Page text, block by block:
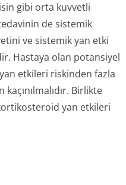
gibi orta kuvvetli
de sistemik
ve sistemik yan etki
Hastaya olan potansiyel
etkileri riskinden fazla
Birlikte
yan etkileri